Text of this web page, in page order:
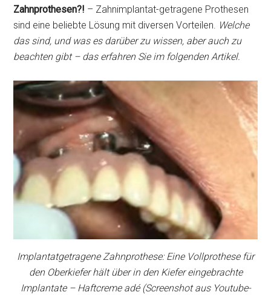
Zahnprothesen?! – Zahnimplantat-getragene Prothesen
sind eine beliebte Lösung mit diversen Vorteilen. Welche
das sind, und was es darüber zu wissen, aber auch zu
beachten gibt – das erfahren Sie im folgenden Artikel.
Implantatgetragene Zahnprothese: Eine Vollprothese für
den Oberkiefer hält über in den Kiefer eingebrachte
Implantate – Haftcreme adé (Screenshot aus Youtube-